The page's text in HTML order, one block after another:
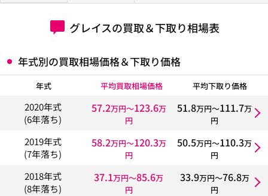
グレイスの買取＆下取り相場表
年式別の買取相場価格＆下取り価格
年式 平均買取相場価格 平均下取り価格
2020年式
(6年落ち)
57.2万円〜123.6万
円
51.8万円〜111.7万
円
2019年式
(7年落ち)
58.2万円〜120.3万
円
50.5万円〜110.3万
円
2018年式
(8年落ち)
37.1万円〜85.6万
円
33.9万円〜76.8万
円